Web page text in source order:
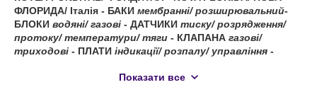
ФЛОРИДА/ Італія - БАКИ мембранні/ розширювальний-
БЛОКИ водяні/ газові - ДАТЧИКИ тиску/ розрядження/
протоку/ температури/ тяги - КЛАПАНА газові/
триходові - ПЛАТИ індикації/ розпалу/ управління -
- ЕЛЕКТРООБЛАДНАННЯ:
Показати все